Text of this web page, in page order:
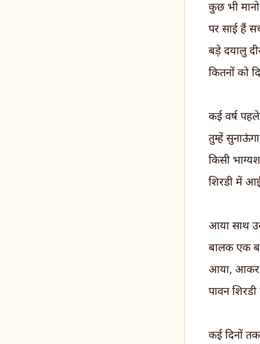
कुछ भी
पर साई हैं
बड़े दयालु
कितनों को
कई वर्ष
तुम्हें
किसी
शिरडी में
आया साथ
बालक एक
आया, आकर
पावन
कई दिनों